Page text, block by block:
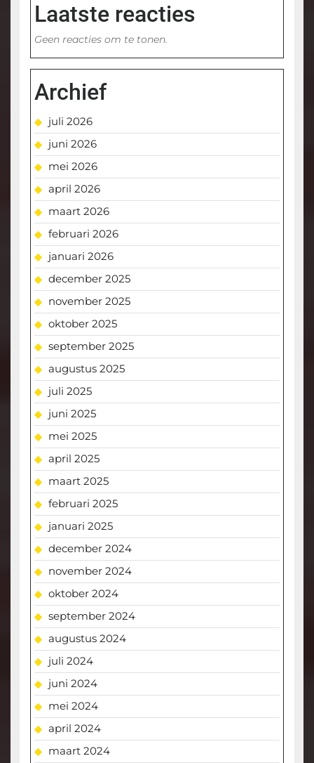
Laatste reacties
Geen reacties om te tonen.
Archief
juli 2026
juni 2026
mei 2026
april 2026
maart 2026
februari 2026
januari 2026
december 2025
november 2025
oktober 2025
september 2025
augustus 2025
juli 2025
juni 2025
mei 2025
april 2025
maart 2025
februari 2025
januari 2025
december 2024
november 2024
oktober 2024
september 2024
augustus 2024
juli 2024
juni 2024
mei 2024
april 2024
maart 2024